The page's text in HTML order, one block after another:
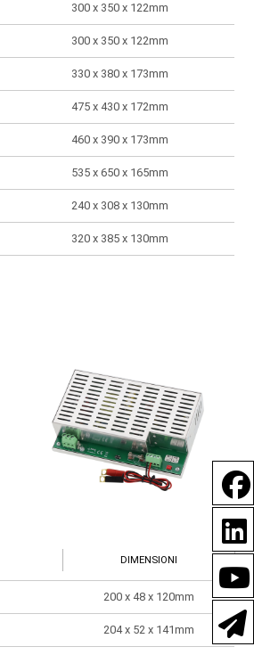
300 x 350 x 122mm
300 x 350 x 122mm
330 x 380 x 173mm
475 x 430 x 172mm
460 x 390 x 173mm
535 x 650 x 165mm
240 x 308 x 130mm
320 x 385 x 130mm
DIMENSIONI
200 x 48 x 120mm
204 x 52 x 141mm